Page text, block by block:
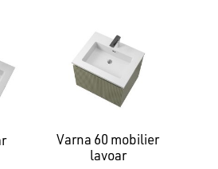
ai niciun produs în coș.
GO TO SHOP
Varna 60 mobilier
lavoar